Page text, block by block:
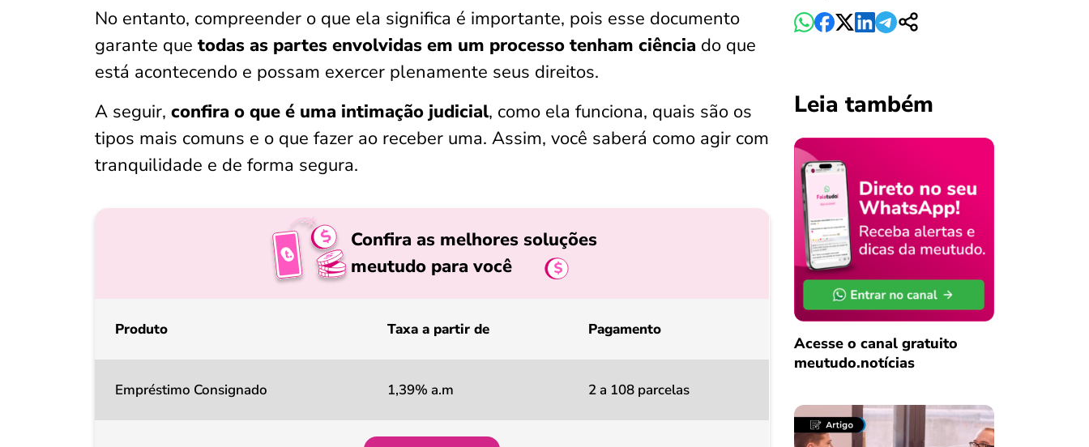
No entanto, compreender o que ela significa é importante, pois esse documento
garante que todas as partes envolvidas em um processo tenham ciência do que
está acontecendo e possam exercer plenamente seus direitos.
A seguir, confira o que é uma intimação judicial, como ela funciona, quais são os
tipos mais comuns e o que fazer ao receber uma. Assim, você saberá como agir com
tranquilidade e de forma segura.
Confira as melhores soluções
meutudo para você
Produto Taxa a partir de Pagamento
Empréstimo Consignado 1,39% a.m 2 a 108 parcelas
Leia também
Acesse o canal gratuito
meutudo.notícias